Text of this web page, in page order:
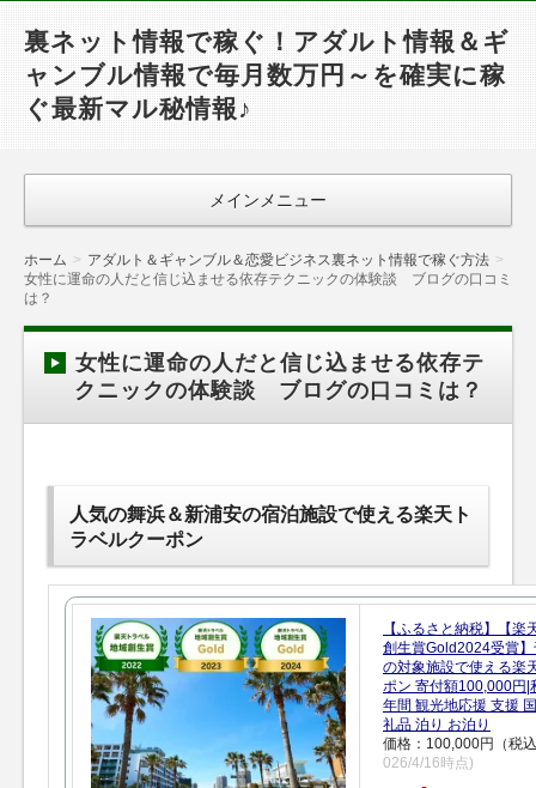
裏ネット情報で稼ぐ！アダルト情報＆ギ
ャンブル情報で毎月数万円～を確実に稼
ぐ最新マル秘情報♪
メインメニュー
ホーム
アダルト＆ギャンブル＆恋愛ビジネス裏ネット情報で稼ぐ方法
女性に運命の人だと信じ込ませる依存テクニックの体験談 ブログの口コミ
は？
女性に運命の人だと信じ込ませる依存テ
クニックの体験談 ブログの口コミは？
人気の舞浜＆新浦安の宿泊施設で使える楽天ト
ラベルクーポン
【ふるさと納税】【楽
創生賞Gold2024受賞
の対象施設で使える楽
ポン 寄付額100,000円|
年間 観光地応援 支援
礼品 泊り お泊り
価格：100,000円（税
026/4/16時点)